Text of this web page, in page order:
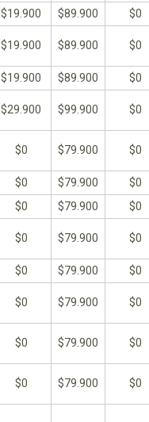
$19.900 $89.900
$0
$19.900 $89.900
$0
$19.900 $89.900
$0
$29.900 $99.900 $0
$0 $79.900
$0
$0 $79.900
$0
$0 $79.900
$0
$0 $79.900
$0
$0 $79.900
$0
$0 $79.900 $0
$0 $79.900 $0
$0 $79.900
$0